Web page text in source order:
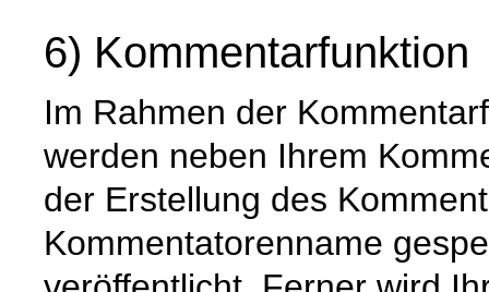
6) Kommentarfunktion
Im Rahmen der
werden neben Ihrem
der Erstellung des
Kommentatorenname